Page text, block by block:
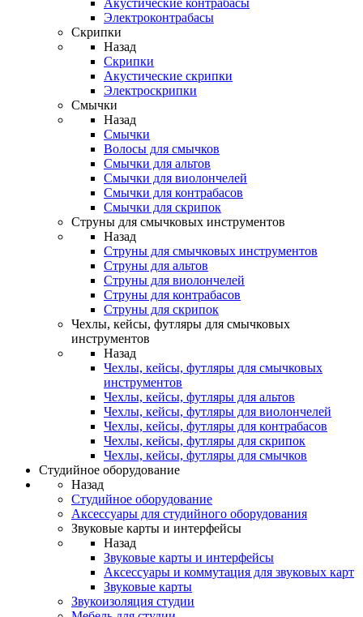
Акустические контрабасы
Электроконтрабасы
Скрипки
Назад
Скрипки
Акустические скрипки
Электроскрипки
Смычки
Назад
Смычки
Волосы для смычков
Смычки для альтов
Смычки для виолончелей
Смычки для контрабасов
Смычки для скрипок
Струны для смычковых инструментов
Назад
Струны для смычковых инструментов
Струны для альтов
Струны для виолончелей
Струны для контрабасов
Струны для скрипок
Чехлы, кейсы, футляры для смычковых
инструментов
Назад
Чехлы, кейсы, футляры для смычковых
инструментов
Чехлы, кейсы, футляры для альтов
Чехлы, кейсы, футляры для виолончелей
Чехлы, кейсы, футляры для контрабасов
Чехлы, кейсы, футляры для скрипок
Чехлы, кейсы, футляры для смычков
Студийное оборудование
Назад
Студийное оборудование
Аксессуары для студийного оборудования
Звуковые карты и интерфейсы
Назад
Звуковые карты и интерфейсы
Аксессуары и коммутация для звуковых карт
Звуковые карты
Звукоизоляция студии